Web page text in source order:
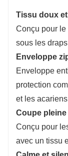
Tissu doux
Conçu pour le
sous les
Enveloppe
Enveloppe
protection
et les
Coupe
Conçu pour
avec un tissu